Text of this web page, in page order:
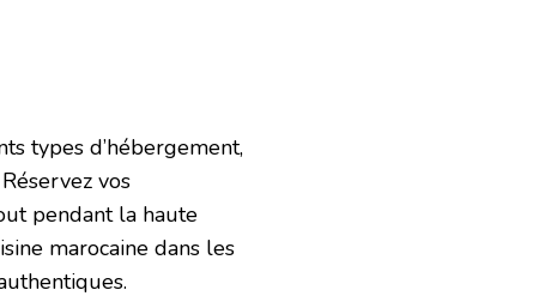
types d’hébergement,
vos
pendant la haute
marocaine dans les